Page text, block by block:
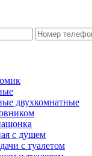
двухкомнатные
с душем
с туалетом